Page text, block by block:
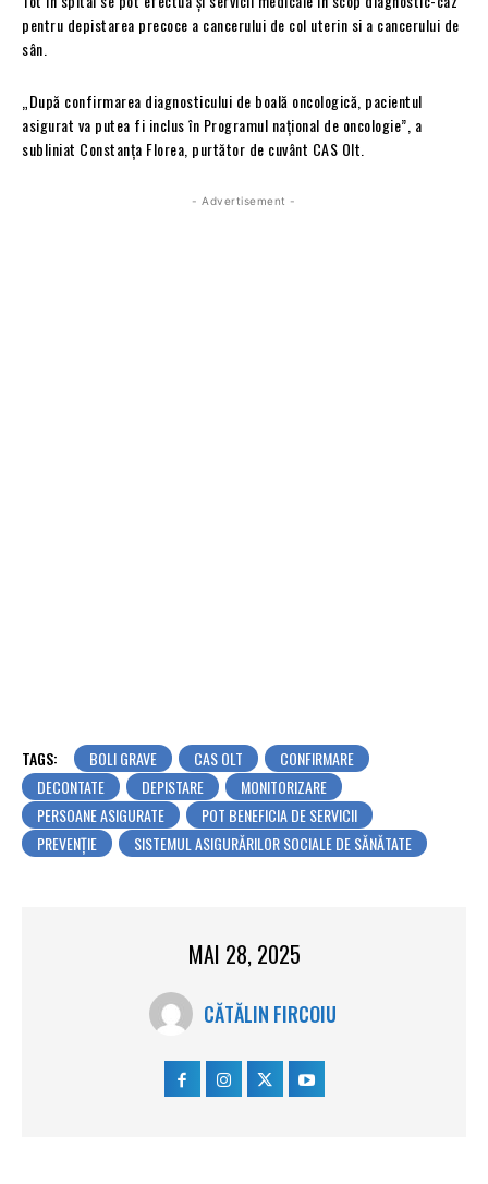
pentru depistarea precoce a cancerului de col uterin si a cancerului de
sân.
„După confirmarea diagnosticului de boală oncologică, pacientul
asigurat va putea fi inclus în Programul național de oncologie”, a
subliniat Constanța Florea, purtător de cuvânt CAS Olt.
- Advertisement -
TAGS: BOLI GRAVE CAS OLT
CONFIRMARE
DECONTATE
DEPISTARE
MONITORIZARE
PERSOANE ASIGURATE
POT BENEFICIA DE SERVICII
PREVENȚIE
SISTEMUL ASIGURĂRILOR SOCIALE DE SĂNĂTATE
MAI 28, 2025
CĂTĂLIN FIRCOIU